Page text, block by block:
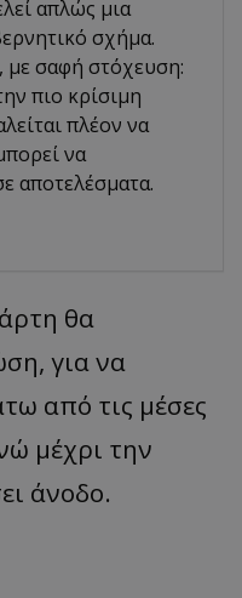
απλώς μια
σχήμα.
με σαφή στόχευση:
πιο κρίσιμη
πλέον να
να
αποτελέσματα.
θα
για να
από τις μέσες
μέχρι την
άνοδο.